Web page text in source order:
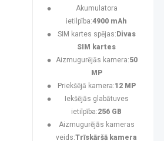
Akumulatora
ietilpība:4900 mAh
SIM kartes spējas: Divas
SIM kartes
Aizmugurējās kamera:50
MP
Priekšējā kamera:12 MP
Iekšējās glabātuves
ietilpība:256 GB
Aizmugurējās kameras
veids:Trīskāršā kamera